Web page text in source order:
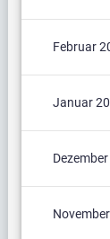
Februar
Januar